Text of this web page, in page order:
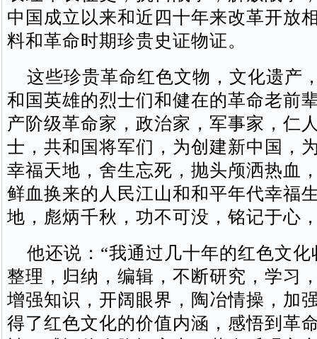
中国成立以来和近四十年来改革开放
料和革命时期珍贵史证物证。
这些珍贵革命红色文物，文化遗产
和国英雄的烈士们和健在的革命老前
产阶级革命家，政治家，军事家，仁
士，共和国将军们，为创建新中国，
幸福天地，舍生忘死，抛头颅洒热血
鲜血换来的人民江山和和平年代幸福
地，彪炳千秋，功不可没，铭记于心
他还说：“我通过几十年的红色文化
整理，归纳，编辑，不断研究，学习
增强知识，开阔眼界，陶冶情操，加
得了红色文化的价值内涵，感悟到革